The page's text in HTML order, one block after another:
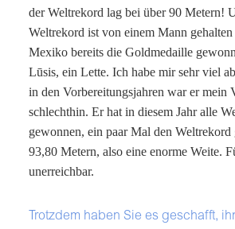
der Weltrekord lag bei über 90 Metern!
Weltrekord ist von einem Mann
Mexiko bereits die Goldmedaille
Lūsis, ein Lette. Ich habe mir sehr viel
in den Vorbereitungsjahren war er mein
schlechthin. Er hat in diesem Jahr alle
gewonnen, ein paar Mal den
93,80 Metern, also eine enorme Weite.
unerreichbar.
Trotzdem haben Sie es geschafft,